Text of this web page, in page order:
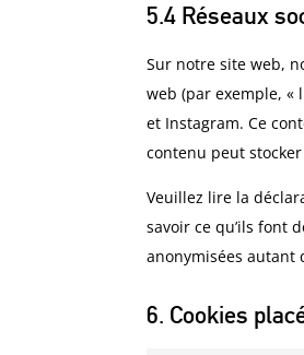
5.4 Réseaux
Sur notre site web,
web (par exemple, «
et Instagram. Ce
contenu peut
Veuillez lire la
savoir ce qu’ils font
anonymisées autant
6. Cookies